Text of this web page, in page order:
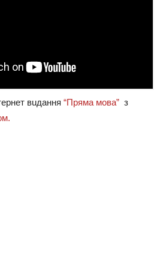
вuдaння “Пpямa мoвa” з